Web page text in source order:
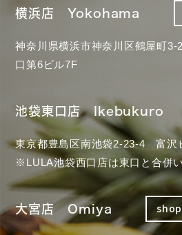
横浜店 Yokohama
神奈川県横浜市神奈川区鶴屋町
口第6ビル7F
池袋東口店 Ikebukuro
東京都豊島区南池袋2-23-4 富沢
※LULA池袋西口店は東口と合併
大宮店 Omiya